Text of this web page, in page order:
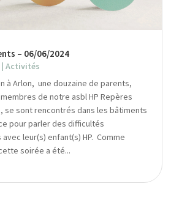
– 06/06/2024
Activités
à Arlon, une douzaine de parents,
de notre asbl HP Repères
se sont rencontrés dans les bâtiments
pour parler des difficultés
leur(s) enfant(s) HP. Comme
soirée a été...